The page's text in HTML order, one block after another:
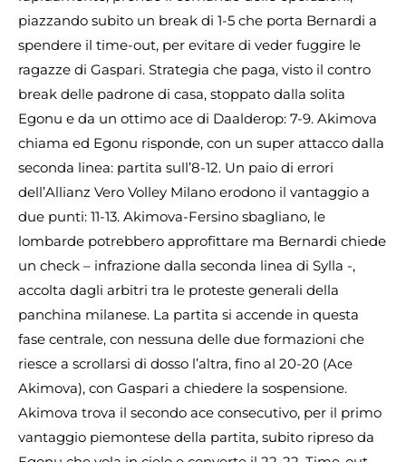
piazzando subito un break di 1-5 che porta Bernardi a
spendere il time-out, per evitare di veder fuggire le
ragazze di Gaspari. Strategia che paga, visto il contro
break delle padrone di casa, stoppato dalla solita
Egonu e da un ottimo ace di Daalderop: 7-9. Akimova
chiama ed Egonu risponde, con un super attacco dalla
seconda linea: partita sull’8-12. Un paio di errori
dell’Allianz Vero Volley Milano erodono il vantaggio a
due punti: 11-13. Akimova-Fersino sbagliano, le
lombarde potrebbero approfittare ma Bernardi chiede
un check – infrazione dalla seconda linea di Sylla -,
accolta dagli arbitri tra le proteste generali della
panchina milanese. La partita si accende in questa
fase centrale, con nessuna delle due formazioni che
riesce a scrollarsi di dosso l’altra, fino al 20-20 (Ace
Akimova), con Gaspari a chiedere la sospensione.
Akimova trova il secondo ace consecutivo, per il primo
vantaggio piemontese della partita, subito ripreso da